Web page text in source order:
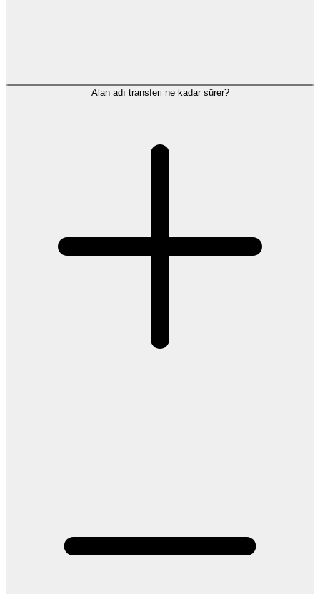
Alan adı transferi ne kadar sürer?